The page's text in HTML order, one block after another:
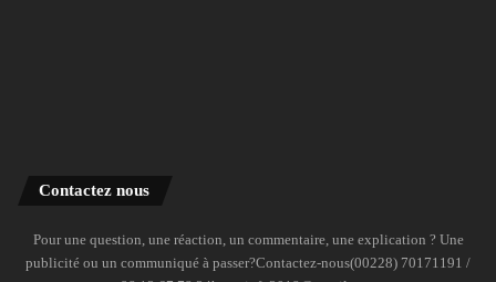
Contactez nous
Pour une question, une réaction, un commentaire, une explication ? Une
publicité ou un communiqué à passer?Contactez-nous(00228) 70171191 /